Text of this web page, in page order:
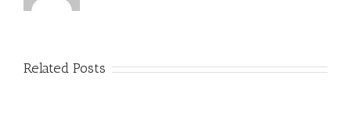
Related Posts